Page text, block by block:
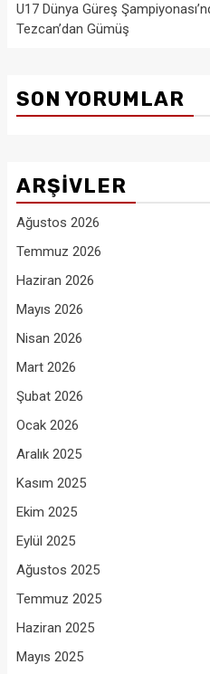
U17 Dünya Güreş
Tezcan’dan Gümüş
SON YORUMLAR
ARŞIVLER
Ağustos 2026
Temmuz 2026
Haziran 2026
Mayıs 2026
Nisan 2026
Mart 2026
Şubat 2026
Ocak 2026
Aralık 2025
Kasım 2025
Ekim 2025
Eylül 2025
Ağustos 2025
Temmuz 2025
Haziran 2025
Mayıs 2025